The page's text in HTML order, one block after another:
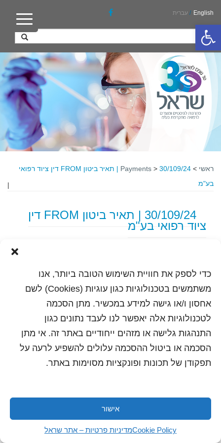
פתח סרגל נגישות
כדי לספק את חוויית השימוש הטובה ביותר, אנו
משתמשים בטכנולוגיות כגון עוגיות (Cookies) לשם
אחסון ו/או גישה למידע במכשיר. מתן הסכמה
לטכנולוגיות אלה יאפשר לנו לעבד נתונים כגון
התנהגות גלישה או מזהים ייחודיים באתר זה. אי מתן
הסכמה או ביטול ההסכמה עלולים להשפיע לרעה על
תפקודן של תכונות ופונקציות מסוימות באתר.
אישור
Cookie Policyמדיניות פרטיות – אתר שראל
English
/ עברית
ראשי >
Payments >
30/109/24 | תאיר ביטון FROM דין ציוד רפואי
בע"מ
|
30/109/24 | תאיר ביטון FROM דין
ציוד רפואי בע"מ
כל הזכויות שמורות לשראל 2018 | עיצוב ותכנות: סטודיו
"היוצרים"